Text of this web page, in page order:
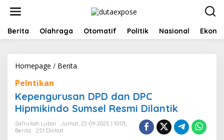
t
Berita Olahraga Otomatif Politik Nasional
Homepage / Berita
e
n
g
u
r
Pelntikan
Kepengurusan DPD dan DPC
Hipmikindo Sumsel Resmi Dilantik
Safrullah Lubai
Jumat, 22-09-2023, | 10:03,
Berita
251 Dilihat